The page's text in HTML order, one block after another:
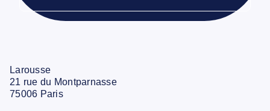
Larousse
21 rue du Montparnasse
75006 Paris